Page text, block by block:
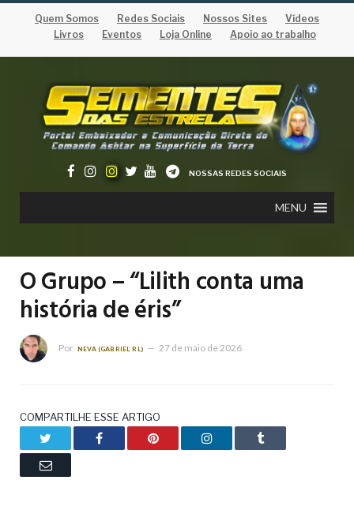
Quem Somos Redes Sociais Nossos Sites
Vídeos
Livros
Eventos Loja Online Apoio ao trabalho
NOSSAS REDES SOCIAIS
MENU
O Grupo – “Lilith conta uma
história de éris”
Por NEVA (GABRIEL RL) 27 de maio de 2026
COMPARTILHE ESSE ARTIGO
Facebook Pinterest LinkedIn Tumblr
Email